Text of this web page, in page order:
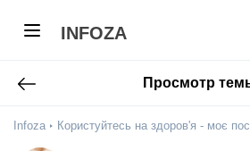
INFOZA
Просмотр
Infoza Користуйтесь на здоров'я - моє